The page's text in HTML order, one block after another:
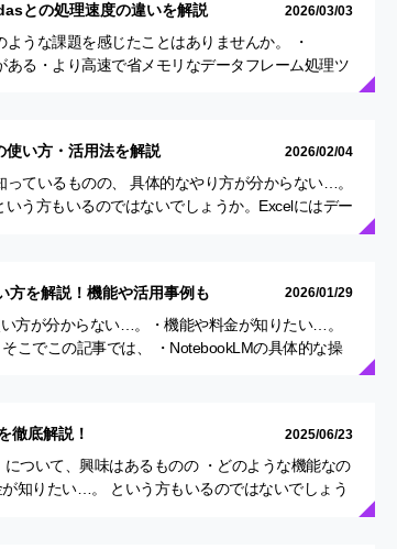
2026/03/03
との処理速度の違いを解説
うな課題を感じたことはありませんか。 ・
る・より高速で省メモリなデータフレーム処理ツ
2026/02/04
い方・活用法を解説
ているものの、 具体的なやり方が分からない…。
う方もいるのではないでしょうか。Excelにはデー
2026/01/29
を解説！機能や活用事例も
方が分からない…。・機能や料金が知りたい…。
こでこの記事では、 ・NotebookLMの具体的な操
2025/06/23
徹底解説！
ついて、興味はあるものの ・どのような機能なの
知りたい…。 という方もいるのではないでしょう